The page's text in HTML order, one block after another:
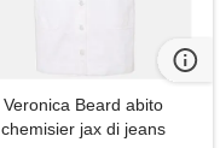
Veronica Beard abito
chemisier jax di jeans